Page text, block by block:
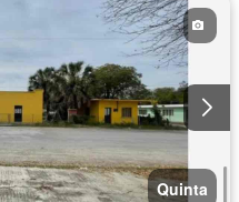
Quinta